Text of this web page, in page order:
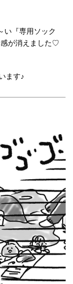
い『専用ソック
が消えました♡
ます♪